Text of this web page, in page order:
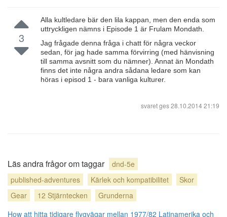
3
Alla kultledare bär den lila kappan, men den enda som
uttryckligen nämns i Episode 1 är Frulam Mondath.
Jag frågade denna fråga i chatt för några veckor
sedan, för jag hade samma förvirring (med hänvisning
till samma avsnitt som du nämner). Annat än Mondath
finns det inte några andra sådana ledare som kan
höras i episod 1 - bara vanliga kulturer.
svaret ges28.10.2014 21:19
Läs andra frågor om taggar
dnd-5e
published-adventures
Kärlek och kompatibilitet
Skor
Gear
12 Stjärntecken
Grunderna
How att hitta tidigare flygvägar mellan 1977/82 Latinamerika och